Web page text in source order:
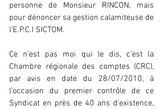
personne de Monsieur RINCON, mais
pour dénoncer sa gestion calamiteuse de
l’E.P.C.I SICTOM.
Ce n’est pas moi qui le dis, c’est la
Chambre régionale des comptes (CRC),
par avis en date du 28/07/2010, à
l’occasion du premier contrôle de ce
Syndicat en près de 40 ans d’existence,